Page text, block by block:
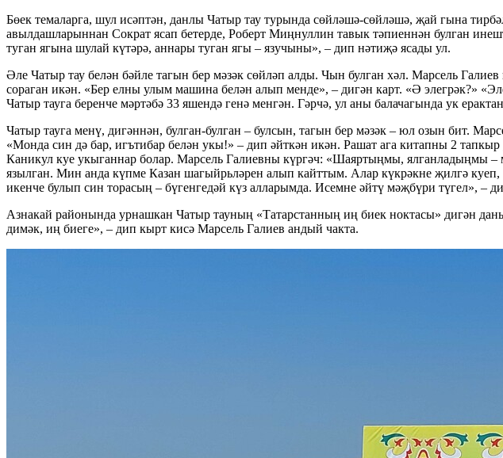
Бөек темаларга, шул исәптән, данлы Чатыр тау турында сөйләшә-сөйләшә, җай гына
авылдашларыннан Сократ ясап бетерде, Роберт Миңнуллин тавык тәпиеннән булган
туган ягына шулай күтәрә, аннары туган ягы – язучыны», – дип нәтиҗә ясады ул.
Әле Чатыр тау белән бәйле тагын бер мәзәк сөйләп алды. Чын булган хәл. Марсель
сораган икән. «Бер елны улым машина белән алып менде», – дигән карт. «Ә элегрәк?»
Чатыр тауга беренче мәртәбә 33 яшендә генә менгән. Гәрчә, ул аны балачагында ук
Чатыр тауга менү, дигәннән, булган-булган – булсын, тагын бер мәзәк – юл озын бит.
«Монда син дә бар, игътибар белән укы!» – дип әйткән икән. Рашат ага китапны 2
Каникул куе укыганнар болар. Марсель Галиевны күргәч: «Шаяртыңмы, ялганладыңмы
язылган. Мин анда күпме Казан шагыйрьләрен алып кайттым. Алар күкрәкне җилгә
икенче булып син торасың – бүгенгедәй күз алларымда. Исемне әйтү мәҗбүри түгел», –
Азнакай районында урнашкан Чатыр тауның «Татарстанның иң биек ноктасы» дигән
димәк, иң биеге», – дип кырт кисә Марсель Галиев андый чакта.